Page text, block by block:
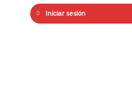
Iniciar sesión